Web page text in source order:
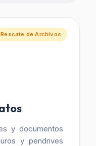
Rescate de Archivos
y documentos
y pendrives